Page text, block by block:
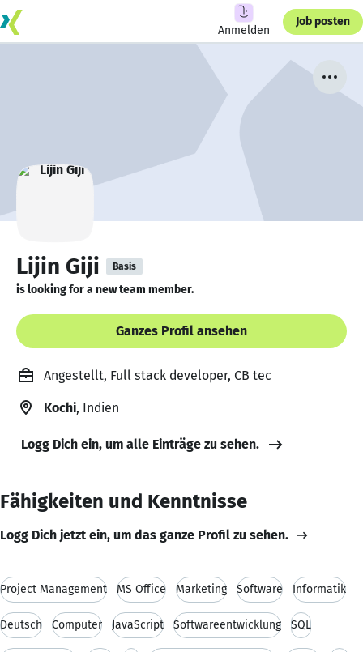
Anmelden
Job posten
Lijin Giji Basis
is looking for a new team member.
Ganzes Profil ansehen
Angestellt, Full stack developer, CB tec
Kochi, Indien
Logg Dich ein, um alle Einträge zu sehen.
Fähigkeiten und Kenntnisse
Logg Dich jetzt ein, um das ganze Profil zu sehen.
Project Management MS Office Marketing Software Informatik
Deutsch Computer JavaScript Softwareentwicklung SQL